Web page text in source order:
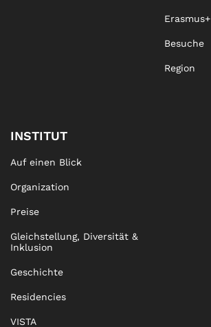
Erasmus+
Besuche
Region
INSTITUT
Auf einen Blick
Organization
Preise
Gleichstellung, Diversität &
Inklusion
Geschichte
Residencies
VISTA